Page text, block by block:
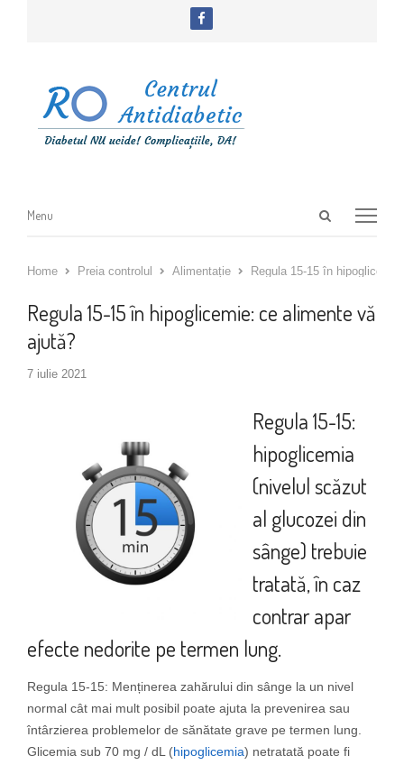
Open
Menu
Menu
Home Preia controlul Alimentație Regula 15-15 în
Regula 15-15 în hipoglicemie: ce alimente vă
ajută?
7 iulie 2021
Regula 15-15:
hipoglicemia
(nivelul scăzut
al glucozei din
sânge) trebuie
tratată, în caz
contrar apar
efecte nedorite pe termen lung.
Regula 15-15: Menținerea zahărului din sânge la un nivel
normal cât mai mult posibil poate ajuta la prevenirea sau
întârzierea problemelor de sănătate grave pe termen lung.
Glicemia sub 70 mg / dL (hipoglicemia) netratată poate fi